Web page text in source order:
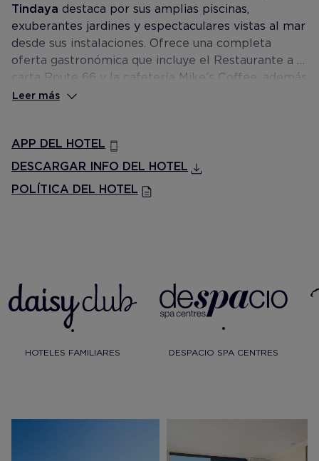
Tindaya destaca por sus amplias piscinas,
exuberantes jardines y espectaculares vistas al mar
desde sus instalaciones. Ofrece una completa
oferta gastronómica que incluye el Restaurante a la
carta Route 66 y la cafetería Mike’s Coffee, además
de otros servicios como el Despacio Thalasso
Services.
Leer más
APP DEL HOTEL
DESCARGAR INFO DEL HOTEL
POLÍTICA DEL HOTEL
HOTELES FAMILIARES DESPACIO SPA CENTRES